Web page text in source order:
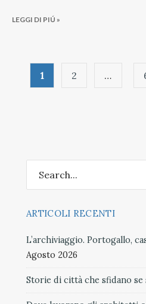
LEGGI DI PIÚ »
Paginazione
degli
1 2 …
ARTICOLI RECENTI
L’archiviaggio. Portogallo,
Agosto 2026
Storie di città che sfidano se